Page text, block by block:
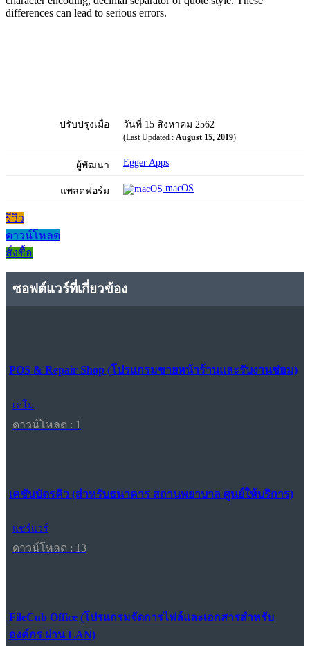
differences can lead to serious errors.
ปรับปรุงเมื่อ วันที่ 15 สิงหาคม 2562
(Last Updated : August 15, 2019)
ผู้พัฒนา Egger Apps
แพลตฟอร์ม macOS
รีวิว
ดาวน์โหลด
สั่งซื้อ
ซอฟต์แวร์ที่เกี่ยวข้อง
POS & Repair Shop (โปรแกรมขายหน้าร้านและรับงานซ่อม)
เดโม
ดาวน์โหลด : 1
เคชันบัตรคิว (สำหรับธนาคาร สถานพยาบาล ศูนย์ให้บริการ)
แชร์แวร์
ดาวน์โหลด : 13
FileCub Office (โปรแกรมจัดการไฟล์และเอกสารสำหรับ
องค์กร ผ่าน LAN)